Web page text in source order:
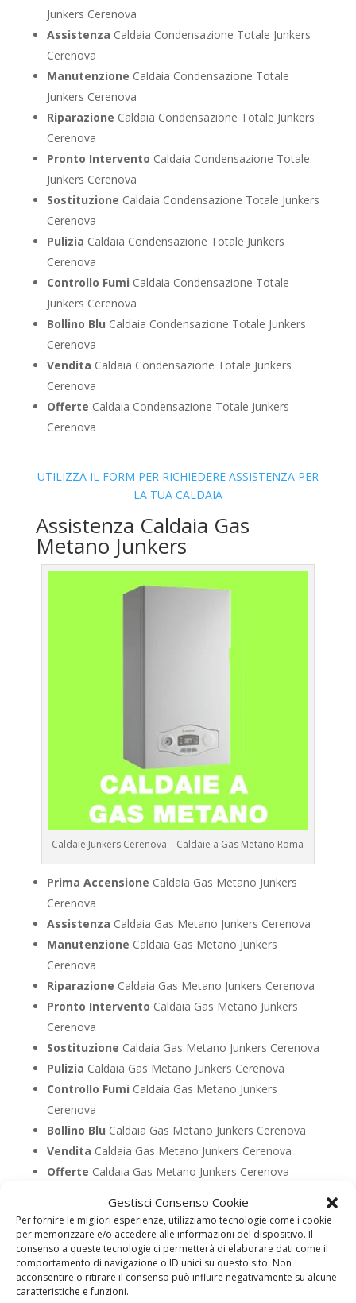
Gestisci Consenso Cookie
Per fornire le migliori esperienze, utilizziamo tecnologie come i cookie
per memorizzare e/o accedere alle informazioni del dispositivo. Il
consenso a queste tecnologie ci permetterà di elaborare dati come il
comportamento di navigazione o ID unici su questo sito. Non
acconsentire o ritirare il consenso può influire negativamente su alcune
caratteristiche e funzioni.
Junkers Cerenova
Assistenza Caldaia Condensazione Totale Junkers
Cerenova
Manutenzione Caldaia Condensazione Totale
Junkers Cerenova
Riparazione Caldaia Condensazione Totale Junkers
Cerenova
Pronto Intervento Caldaia Condensazione Totale
Junkers Cerenova
Sostituzione Caldaia Condensazione Totale Junkers
Cerenova
Pulizia Caldaia Condensazione Totale Junkers
Cerenova
Controllo Fumi Caldaia Condensazione Totale
Junkers Cerenova
Bollino Blu Caldaia Condensazione Totale Junkers
Cerenova
Vendita Caldaia Condensazione Totale Junkers
Cerenova
Offerte Caldaia Condensazione Totale Junkers
Cerenova
UTILIZZA IL FORM PER RICHIEDERE ASSISTENZA PER
LA TUA CALDAIA
Assistenza Caldaia Gas
Metano Junkers
Caldaie Junkers Cerenova – Caldaie a Gas Metano Roma
Prima Accensione Caldaia Gas Metano Junkers
Cerenova
Assistenza Caldaia Gas Metano Junkers Cerenova
Manutenzione Caldaia Gas Metano Junkers
Cerenova
Riparazione Caldaia Gas Metano Junkers Cerenova
Pronto Intervento Caldaia Gas Metano Junkers
Cerenova
Sostituzione Caldaia Gas Metano Junkers Cerenova
Pulizia Caldaia Gas Metano Junkers Cerenova
Controllo Fumi Caldaia Gas Metano Junkers
Cerenova
Bollino Blu Caldaia Gas Metano Junkers Cerenova
Vendita Caldaia Gas Metano Junkers Cerenova
Offerte Caldaia Gas Metano Junkers Cerenova
UTILIZZA IL FORM PER RICHIEDERE ASSISTENZA PER
LA TUA CALDAIA
Assistenza Caldaia Gasolio
Junkers